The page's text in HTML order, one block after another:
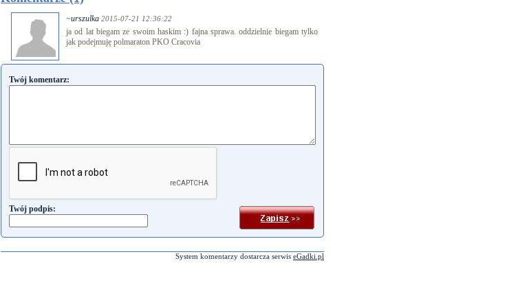
~urszulka 2015-07-21 12:36:22
ja od lat biegam ze swoim haskim :) fajna sprawa. oddzielnie biegam tylko
jak podejmuję polmaraton PKO Cracovia
Twój komentarz:
Twój podpis:
System komentarzy dostarcza serwis eGadki.pl